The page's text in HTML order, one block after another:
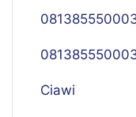
Ciawi